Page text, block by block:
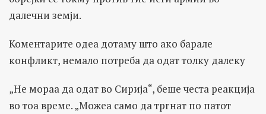
далечни земји.
Коментарите одеа дотаму што ако барале
конфликт, немало потреба да одат толку далеку
„Не мораа да одат во Сирија“, беше честа реакција
во тоа време. „Можеа само да тргнат по патот